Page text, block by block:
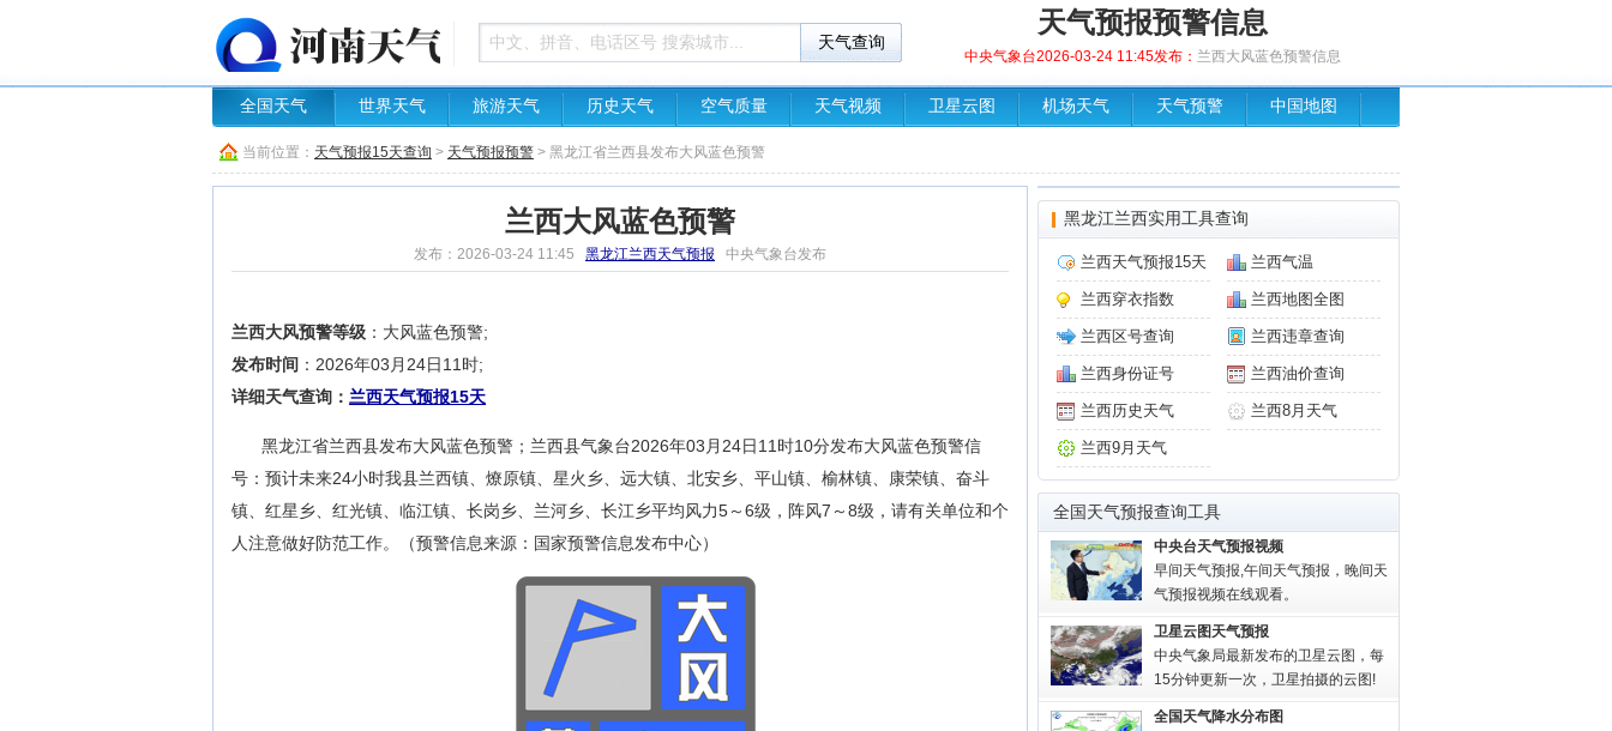
天气预报预警信息
中央气象台2026-03-24 11:45发布： 兰西大风蓝色预警信息
全国天气 世界天气 旅游天气 历史天气 空气质量 天气视频 卫星云图 机场天气 天气预警 中国地图
当前位置： 天气预报15天查询 > 天气预报预警 > 黑龙江省兰西县发布大风蓝色预警
兰西大风蓝色预警
发布：2026-03-24 11:45 黑龙江兰西天气预报 中央气象台发布
兰西大风预警等级 ：大风蓝色预警;
发布时间 ：2026年03月24日11时;
详细天气查询： 兰西天气预报15天
黑龙江省兰西县发布大风蓝色预警；兰西县气象台2026年03月24日11时10分发布大风蓝色预警信
号：预计未来24小时我县兰西镇、燎原镇、星火乡、远大镇、北安乡、平山镇、榆林镇、康荣镇、奋斗
镇、红星乡、红光镇、临江镇、长岗乡、兰河乡、长江乡平均风力5～6级，阵风7～8级，请有关单位和个
人注意做好防范工作。（预警信息来源：国家预警信息发布中心）
黑龙江兰西实用工具查询
兰西天气预报15天 兰西气温
兰西穿衣指数 兰西地图全图
兰西区号查询 兰西违章查询
兰西身份证号 兰西油价查询
兰西历史天气 兰西8月天气
兰西9月天气
全国天气预报查询工具
中央台天气预报视频
早间天气预报,午间天气预报，晚间天
气预报视频在线观看。
卫星云图天气预报
中央气象局最新发布的卫星云图，每
15分钟更新一次，卫星拍摄的云图!
全国天气降水分布图